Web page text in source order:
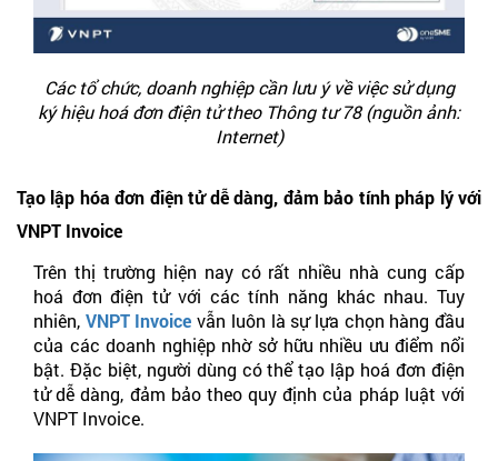
Các tổ chức, doanh nghiệp cần lưu ý về việc sử dụng
ký hiệu hoá đơn điện tử theo Thông tư 78 (nguồn ảnh:
Internet)
Tạo lập hóa đơn điện tử dễ dàng, đảm bảo tính pháp lý với
VNPT Invoice
Trên thị trường hiện nay có rất nhiều nhà cung cấp
hoá đơn điện tử với các tính năng khác nhau. Tuy
nhiên, VNPT Invoice vẫn luôn là sự lựa chọn hàng đầu
của các doanh nghiệp nhờ sở hữu nhiều ưu điểm nổi
bật. Đặc biệt, người dùng có thể tạo lập hoá đơn điện
tử dễ dàng, đảm bảo theo quy định của pháp luật với
VNPT Invoice.